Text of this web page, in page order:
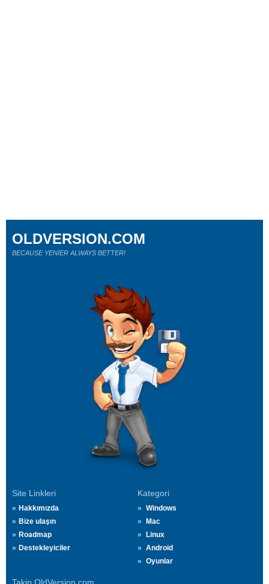
Site Linkleri
Hakkımızda
Bize ulaşın
Roadmap
Destekleyiciler
Kategori
Windows
Mac
Linux
Android
Oyunlar
OLDVERSION.COM
BECAUSE YENİER ALWAYS BETTER!